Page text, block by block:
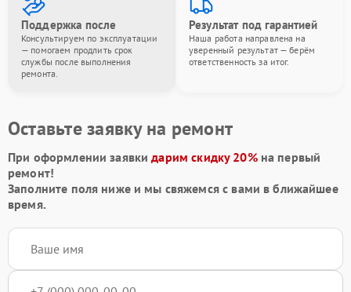
Поддержка после
Консультируем по эксплуатации
— помогаем продлить срок
службы после выполнения
ремонта.
Результат под гарантией
Наша работа направлена на
уверенный результат — берём
ответственность за итог.
Оставьте заявку на ремонт
При оформлении заявкидарим скидку 20%на первый
ремонт!
Заполните поля ниже и мы свяжемся с вами в ближайшее
время.